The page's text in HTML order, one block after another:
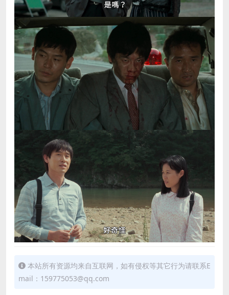
本站所有资源均来自互联网，如有侵权等其它行为请联系E
mail：159775053@qq.com